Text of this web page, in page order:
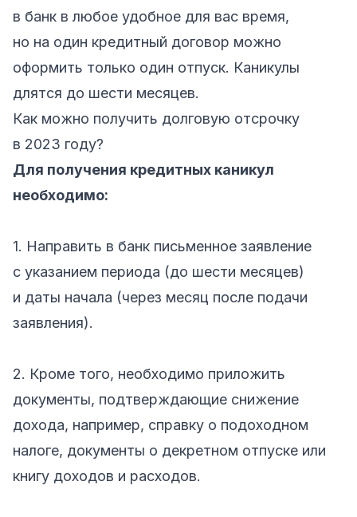
в банк в любое удобное для вас время,
но на один кредитный договор можно
оформить только один отпуск. Каникулы
длятся до шести месяцев.
Как можно получить долговую отсрочку
в 2023 году?
Для получения кредитных каникул
необходимо:
1. Направить в банк письменное заявление
с указанием периода (до шести месяцев)
и даты начала (через месяц после подачи
заявления).
2. Кроме того, необходимо приложить
документы, подтверждающие снижение
дохода, например, справку о подоходном
налоге, документы о декретном отпуске или
книгу доходов и расходов.